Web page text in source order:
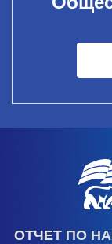
ОТЧЕТ ПО